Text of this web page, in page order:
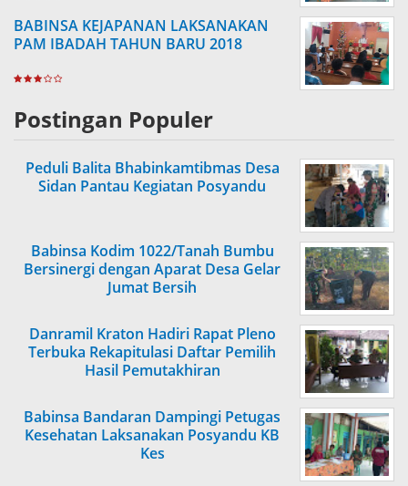
BABINSA KEJAPANAN LAKSANAKAN
PAM IBADAH TAHUN BARU 2018
Postingan Populer
Peduli Balita Bhabinkamtibmas Desa
Sidan Pantau Kegiatan Posyandu
Babinsa Kodim 1022/Tanah Bumbu
Bersinergi dengan Aparat Desa Gelar
Jumat Bersih
Danramil Kraton Hadiri Rapat Pleno
Terbuka Rekapitulasi Daftar Pemilih
Hasil Pemutakhiran
Babinsa Bandaran Dampingi Petugas
Kesehatan Laksanakan Posyandu KB
Kes